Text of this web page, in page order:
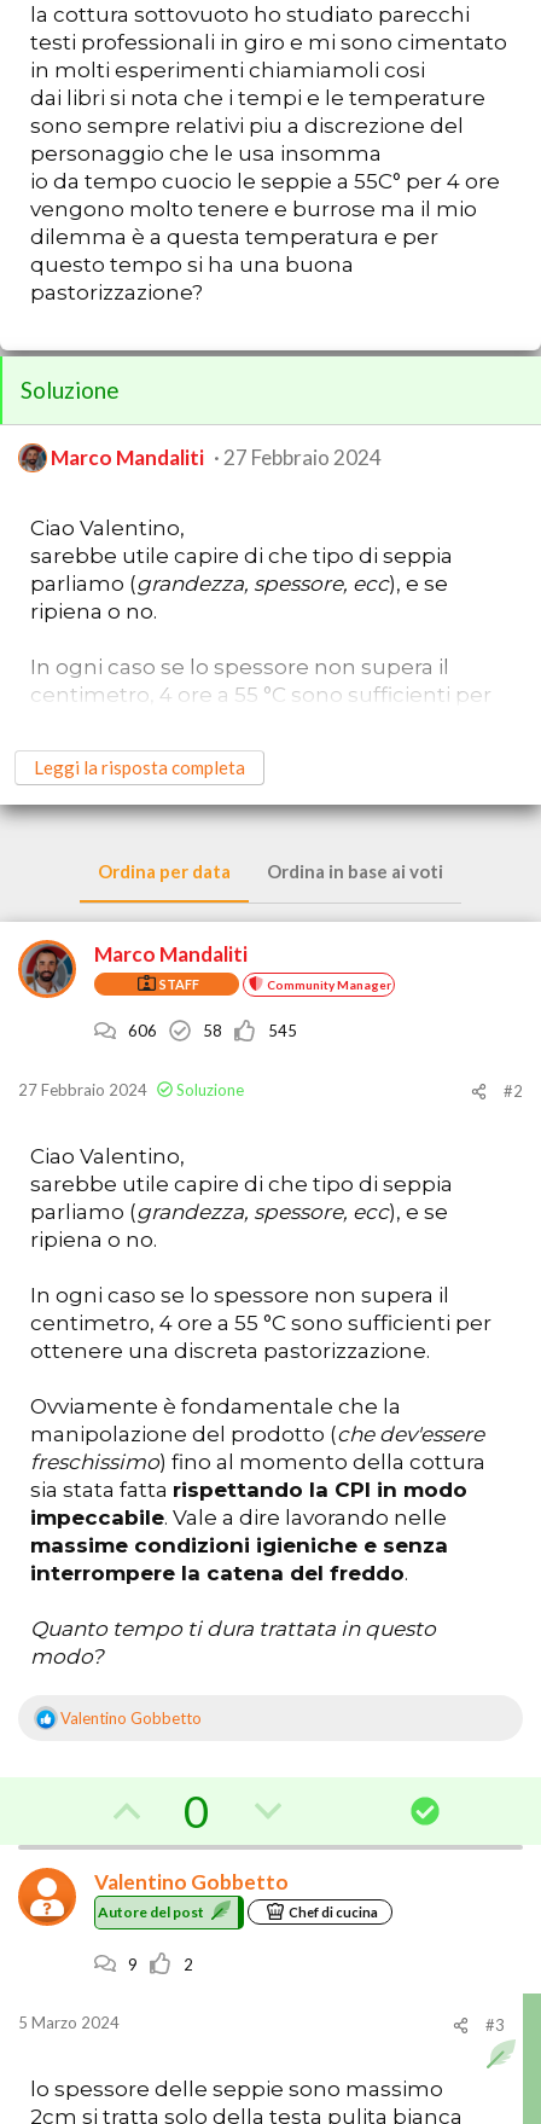
la cottura sottovuoto ho studiato parecchi
testi professionali in giro e mi sono cimentato
in molti esperimenti chiamiamoli cosi
dai libri si nota che i tempi e le temperature
sono sempre relativi piu a discrezione del
personaggio che le usa insomma
io da tempo cuocio le seppie a 55C° per 4 ore
vengono molto tenere e burrose ma il mio
dilemma è a questa temperatura e per
questo tempo si ha una buona
pastorizzazione?
Soluzione
Marco Mandaliti 27 Febbraio 2024
Ciao Valentino,
sarebbe utile capire di che tipo di seppia
parliamo (grandezza, spessore, ecc), e se
ripiena o no.
In ogni caso se lo spessore non supera il
centimetro, 4 ore a 55 °C sono sufficienti per
Ovviamente è fondamentale che la
manipolazione del prodotto (che dev'essere
sia stata fatta
rispettando la CPI in modo
impeccabile
massime condizioni igieniche e senza
interrompere la catena del freddo
Quanto tempo ti dura trattata in questo
modo?
Leggi la risposta completa
Ordina per data Ordina in base ai voti
Marco Mandaliti
STAFF Community Manager
606 58 545
27 Febbraio 2024 Soluzione #2
Ciao Valentino,
sarebbe utile capire di che tipo di seppia
parliamo (grandezza, spessore, ecc), e se
ripiena o no.
In ogni caso se lo spessore non supera il
centimetro, 4 ore a 55 °C sono sufficienti per
ottenere una discreta pastorizzazione.
Ovviamente è fondamentale che la
manipolazione del prodotto (che dev'essere
freschissimo) fino al momento della cottura
sia stata fatta rispettando la CPI in modo
impeccabile. Vale a dire lavorando nelle
massime condizioni igieniche e senza
interrompere la catena del freddo.
Quanto tempo ti dura trattata in questo
modo?
R
:
Valentino Gobbetto
o
t
a
a
a
0
o
t
a
S
o
Valentino Gobbetto
Autore del post Chef di cucina
9 2
5 Marzo 2024 #3
lo spessore delle seppie sono massimo
2cm si tratta solo della testa pulita bianca